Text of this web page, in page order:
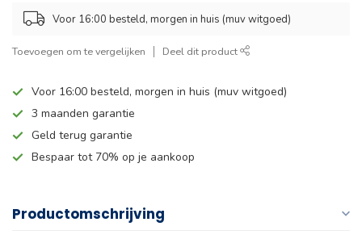
Voor 16:00 besteld, morgen in huis (muv witgoed)
Toevoegen om te vergelijken Deel dit product
Voor 16:00 besteld, morgen in huis (muv witgoed)
3 maanden garantie
Geld terug garantie
Bespaar tot 70% op je aankoop
Productomschrijving